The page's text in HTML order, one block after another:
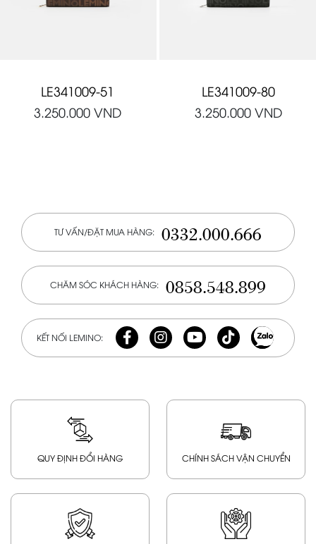
LE341009-51
3.250.000 VND
LE341009-80
3.250.000 VND
TƯ VẤN/ĐẶT MUA HÀNG: 0332.000.666
CHĂM SÓC KHÁCH HÀNG: 0858.548.899
KẾT NỐI LEMINO:
QUY ĐỊNH ĐỔI HÀNG CHÍNH SÁCH VẬN CHUYỂN